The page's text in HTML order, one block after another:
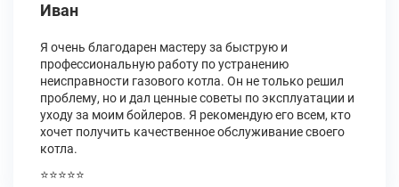
Иван
Я очень благодарен мастеру за быструю и
профессиональную работу по устранению
неисправности газового котла. Он не только решил
проблему, но и дал ценные советы по эксплуатации и
уходу за моим бойлеров. Я рекомендую его всем, кто
хочет получить качественное обслуживание своего
котла.
⭐⭐⭐⭐⭐